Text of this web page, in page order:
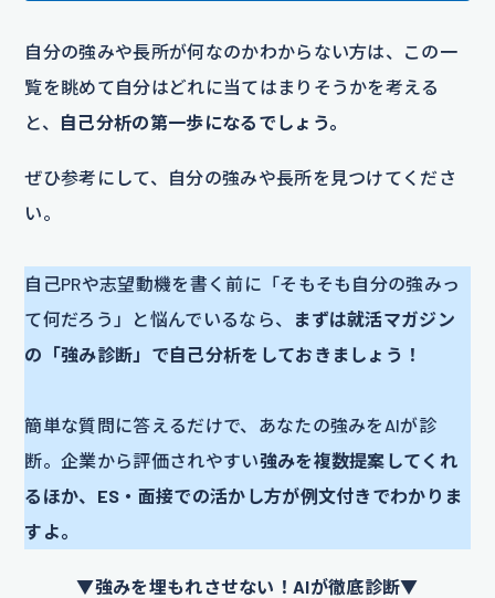
自分の強みや長所が何なのかわからない方は、この一
覧を眺めて自分はどれに当てはまりそうかを考える
と、
自己分析の第一歩になるでしょう。
ぜひ参考にして、自分の強みや長所を見つけてくださ
い。
自己PRや志望動機を書く前に「そもそも自分の強みっ
て何だろう」と悩んでいるなら、
まずは就活マガジン
の「強み診断」で自己分析をしておきましょう！
簡単な質問に答えるだけで、あなたの強みをAIが診
断。企業から評価されやすい強みを複数提案してくれ
るほか、ES・面接での活かし方が例文付きでわかりま
すよ。
▼強みを埋もれさせない！AIが徹底診断▼